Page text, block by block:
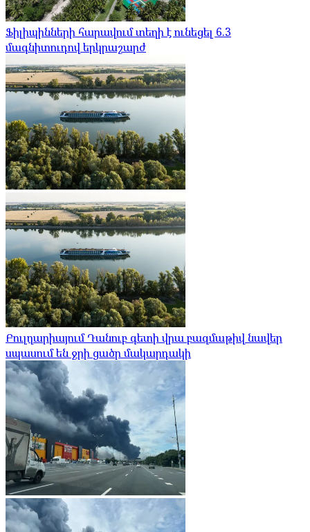
Ֆիլիպինների հարավում տեղի է ունեցել 6.3
մագնիտուդով երկրաշարժ
Բուլղարիայում Դանուբ գետի վրա բազմաթիվ նավեր
սպասում են ջրի ցածր մակարդակի